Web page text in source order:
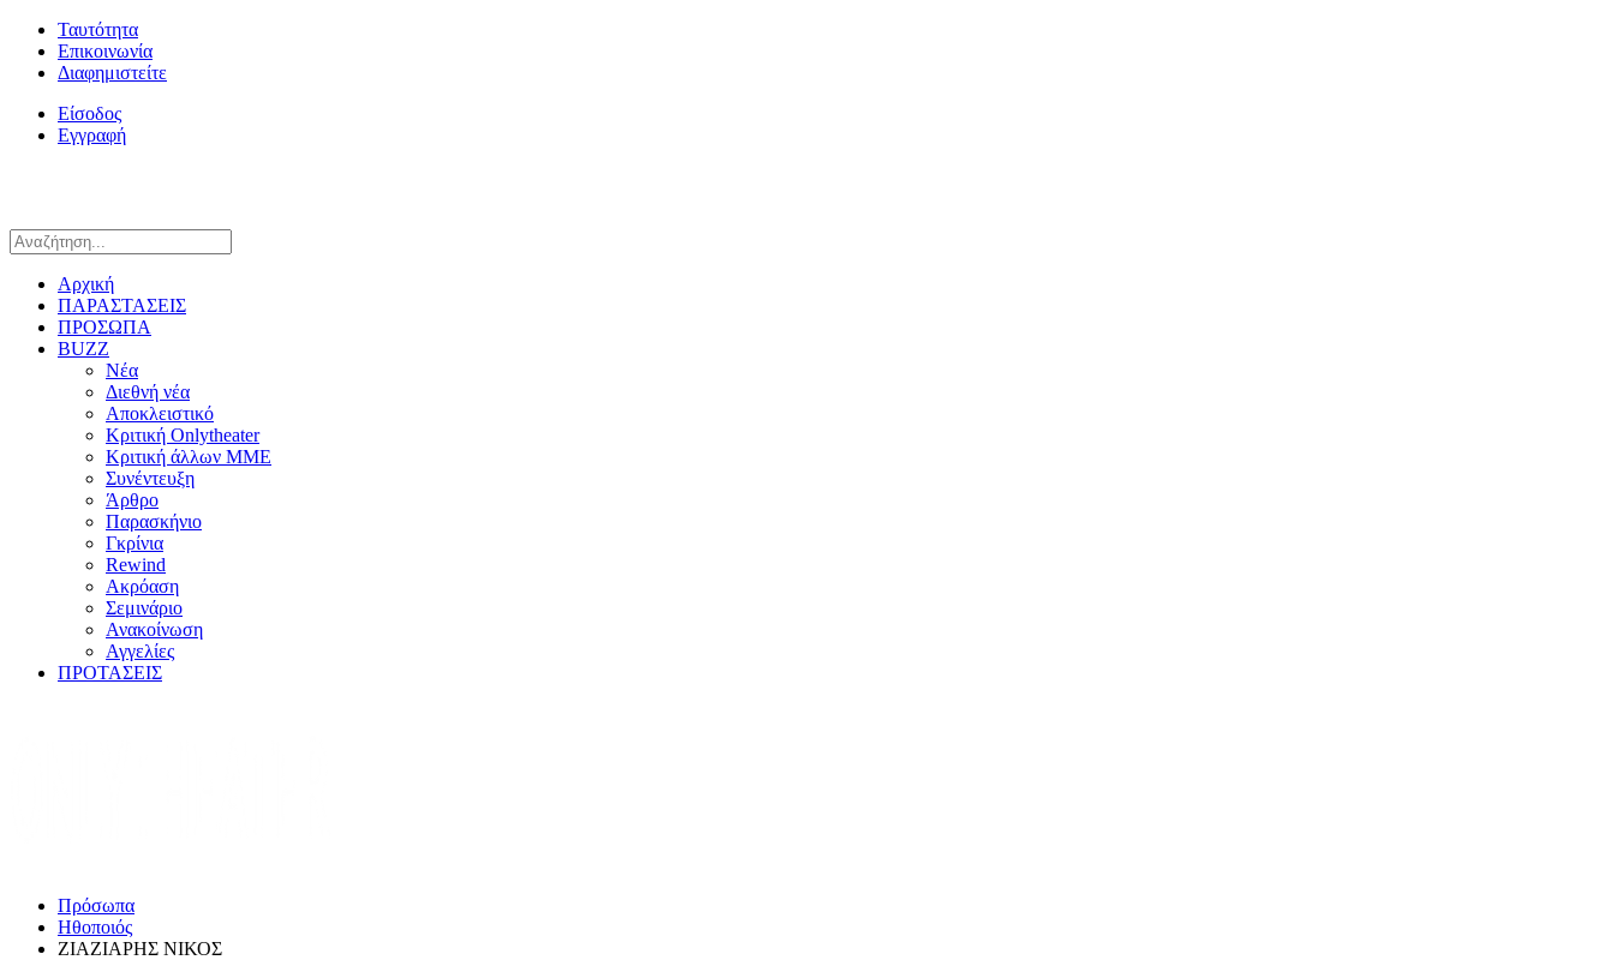
Ταυτότητα
Επικοινωνία
Διαφημιστείτε
Είσοδος
Εγγραφή
Αρχική
ΠΑΡΑΣΤΑΣΕΙΣ
ΠΡΟΣΩΠΑ
BUZZ
Νέα
Διεθνή νέα
Αποκλειστικό
Κριτική Onlytheater
Κριτική άλλων ΜΜΕ
Συνέντευξη
Άρθρο
Παρασκήνιο
Γκρίνια
Rewind
Ακρόαση
Σεμινάριο
Ανακοίνωση
Αγγελίες
ΠΡΟΤΑΣΕΙΣ
Πρόσωπα
Ηθοποιός
ΖΙΑΖΙΑΡΗΣ ΝΙΚΟΣ